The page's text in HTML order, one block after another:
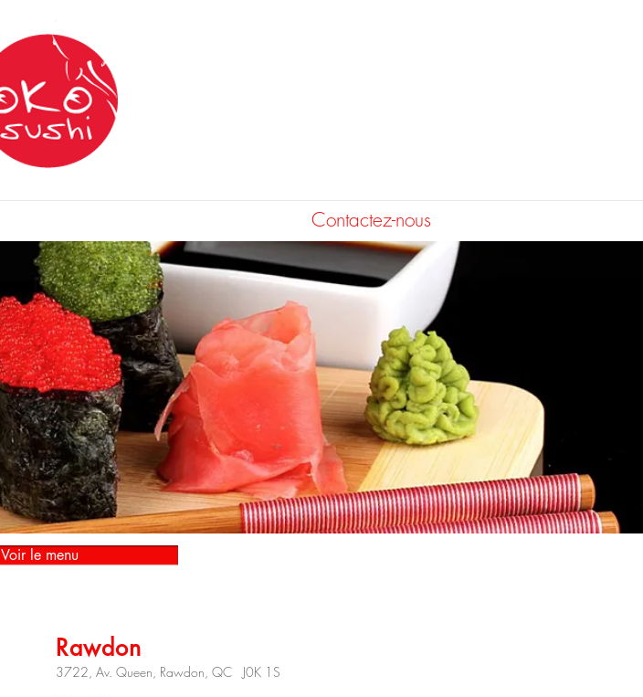
Contactez-nous
Voir le menu
Rawdon
3722, Av. Queen, Rawdon, QC J0K 1S